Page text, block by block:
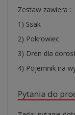
Zestaw zawiera :
1) Ssak
2) Pokrowiec
3) Dren dla
4) Pojemnik na
Pytania do